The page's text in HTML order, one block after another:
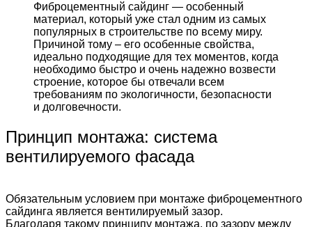
Фиброцементный сайдинг — особенный
материал, который уже стал одним из самых
популярных в строительстве по всему миру.
Причиной тому – его особенные свойства,
идеально подходящие для тех моментов, когда
необходимо быстро и очень надежно возвести
строение, которое бы отвечали всем
требованиям по экологичности, безопасности
и долговечности.
Принцип монтажа: система
вентилируемого фасада
Обязательным условием при монтаже фиброцементного
сайдинга является вентилируемый зазор.
Благодаря такому принципу монтажа, по зазору между